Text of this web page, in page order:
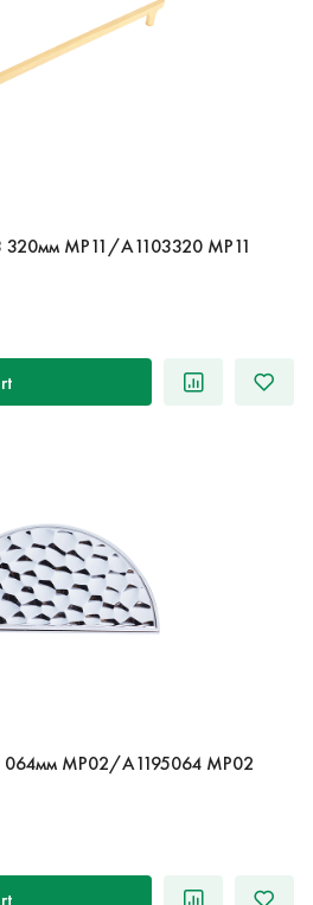
MP11/A1103320 MP11
064мм MP02/A1195064 MP02